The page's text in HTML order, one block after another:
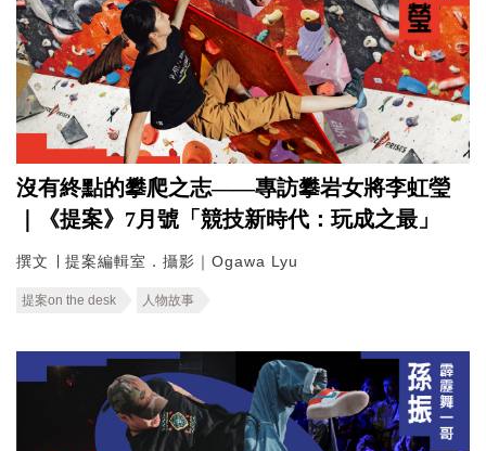
沒有終點的攀爬之志——專訪攀岩女將李虹瑩
｜《提案》7月號「競技新時代：玩成之最」
撰文 ∣ 提案編輯室．攝影｜Ogawa Lyu
提案on the desk 人物故事